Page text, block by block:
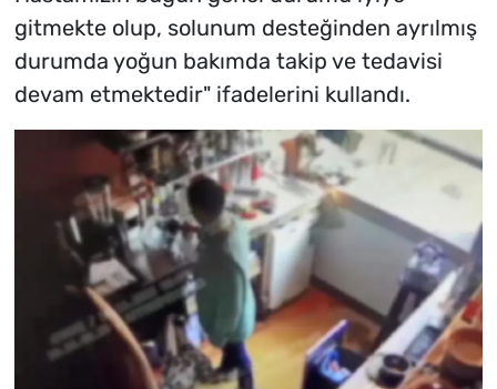
gitmekte olup, solunum desteğinden ayrılmış
durumda yoğun bakımda takip ve tedavisi
devam etmektedir" ifadelerini kullandı.